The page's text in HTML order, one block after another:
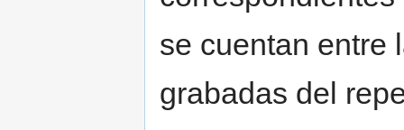
se cuentan entre
grabadas del